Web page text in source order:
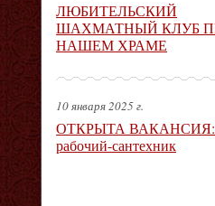
ЛЮБИТЕЛЬСКИЙ
ШАХМАТНЫЙ КЛУБ
НАШЕМ ХРАМЕ
10 января 2025 г.
ОТКРЫТА ВАКАНСИЯ:
рабочий-сантехник